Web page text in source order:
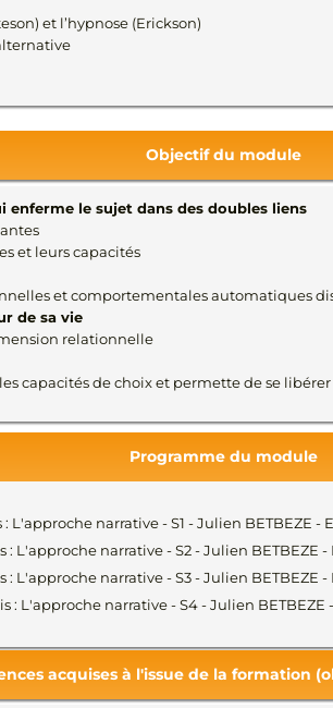
et l’hypnose (Erickson)
Objectif du module
le sujet dans des doubles liens
et leurs capacités
et comportementales automatiques
de sa vie
relationnelle
capacités de choix et permette de se
Programme du module
L'approche narrative - S1 - Julien BETBEZE -
: L'approche narrative - S2 - Julien BETBEZE -
: L'approche narrative - S3 - Julien BETBEZE
: L'approche narrative - S4 - Julien BETBEZE
acquises à l'issue de la formation